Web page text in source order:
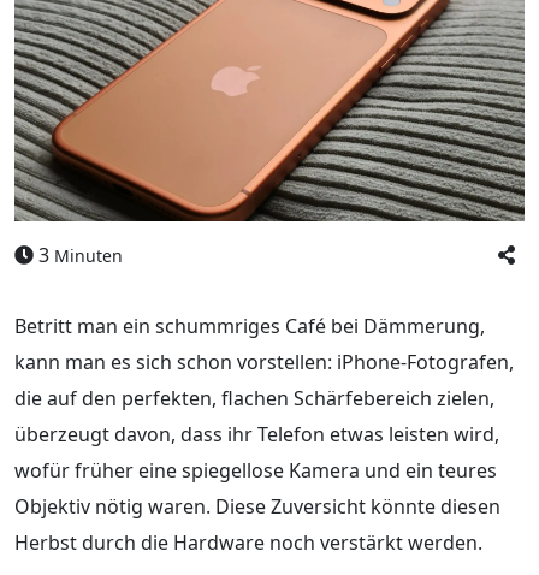
3 Minuten
Betritt man ein schummriges Café bei Dämmerung,
kann man es sich schon vorstellen: iPhone-Fotografen,
die auf den perfekten, flachen Schärfebereich zielen,
überzeugt davon, dass ihr Telefon etwas leisten wird,
wofür früher eine spiegellose Kamera und ein teures
Objektiv nötig waren. Diese Zuversicht könnte diesen
Herbst durch die Hardware noch verstärkt werden.